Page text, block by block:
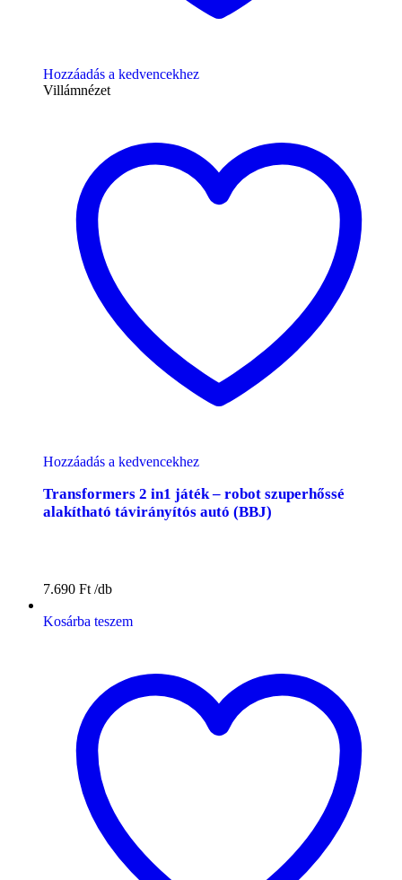
Hozzáadás a kedvencekhez
Villámnézet
Hozzáadás a kedvencekhez
Transformers 2 in1 játék – robot szuperhőssé
alakítható távirányítós autó (BBJ)
7.690 Ft
Kosárba teszem